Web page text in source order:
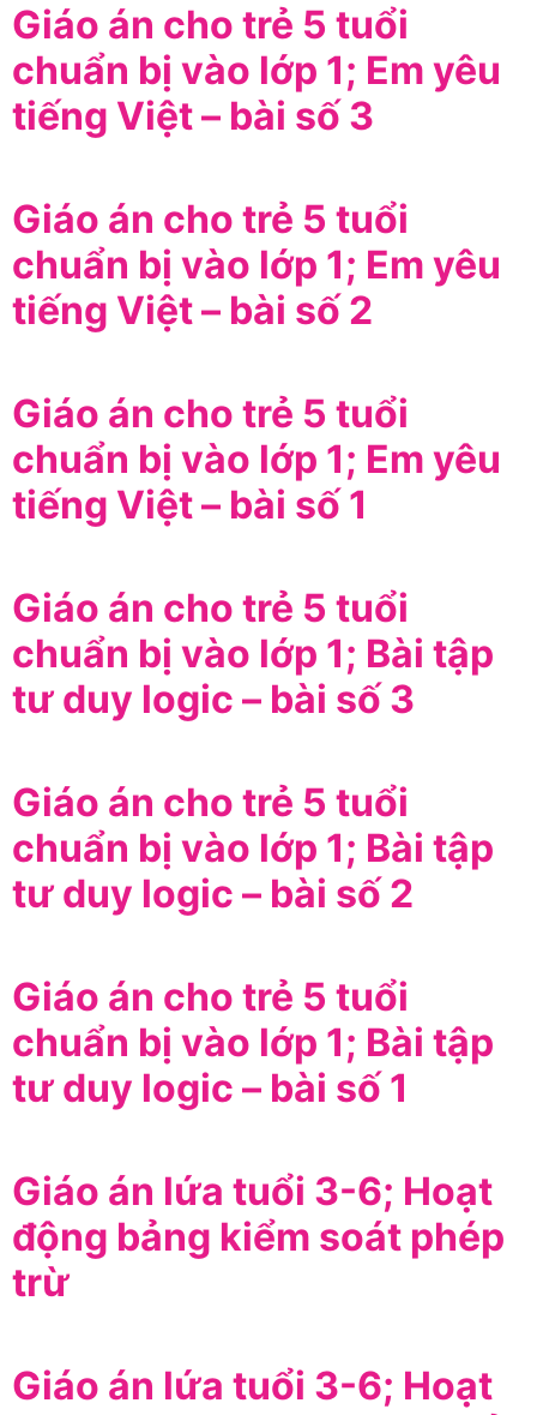
Giáo án cho trẻ 5 tuổi
chuẩn bị vào lớp 1; Em yêu
tiếng Việt – bài số 3
Giáo án cho trẻ 5 tuổi
chuẩn bị vào lớp 1; Em yêu
tiếng Việt – bài số 2
Giáo án cho trẻ 5 tuổi
chuẩn bị vào lớp 1; Em yêu
tiếng Việt – bài số 1
Giáo án cho trẻ 5 tuổi
chuẩn bị vào lớp 1; Bài tập
tư duy logic – bài số 3
Giáo án cho trẻ 5 tuổi
chuẩn bị vào lớp 1; Bài tập
tư duy logic – bài số 2
Giáo án cho trẻ 5 tuổi
chuẩn bị vào lớp 1; Bài tập
tư duy logic – bài số 1
Giáo án lứa tuổi 3-6; Hoạt
động bảng kiểm soát phép
trừ
Giáo án lứa tuổi 3-6; Hoạt